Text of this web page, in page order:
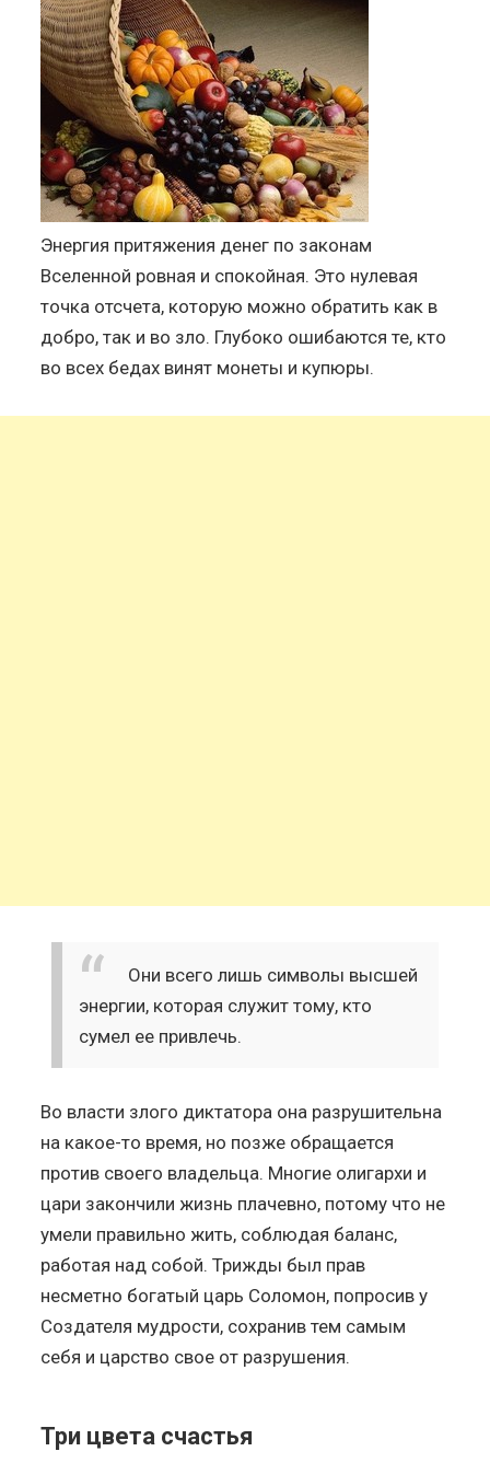
Энергия притяжения денег по законам
Вселенной ровная и спокойная. Это нулевая
точка отсчета, которую можно обратить как в
добро, так и во зло. Глубоко ошибаются те, кто
во всех бедах винят монеты и купюры.
Они всего лишь символы высшей
энергии, которая служит тому, кто
сумел ее привлечь.
Во власти злого диктатора она разрушительна
на какое-то время, но позже обращается
против своего владельца. Многие олигархи и
цари закончили жизнь плачевно, потому что не
умели правильно жить, соблюдая баланс,
работая над собой. Трижды был прав
несметно богатый царь Соломон, попросив у
Создателя мудрости, сохранив тем самым
себя и царство свое от разрушения.
Три цвета счастья